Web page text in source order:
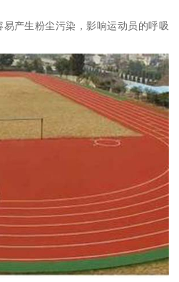
产生粉尘污染，影响运动员的呼吸